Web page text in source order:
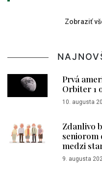
Zobraziť
Prvá
Orbiter 1
10. augusta
Zdanlivo
seniorom
medzi
9. augusta